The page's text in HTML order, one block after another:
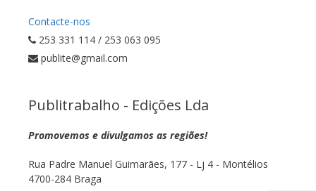
Contacte-nos
253 331 114 / 253 063 095
publite@gmail.com
Publitrabalho - Edições Lda
Promovemos e divulgamos as regiões!
Rua Padre Manuel Guimarães, 177 - Lj 4 - Montélios
4700-284 Braga